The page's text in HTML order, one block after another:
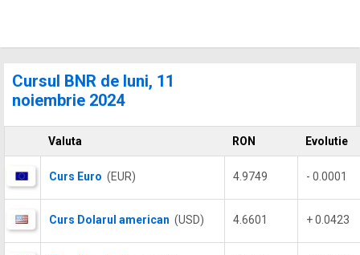
Cursul BNR de luni, 11
noiembrie 2024
Valuta RON Evolutie
Curs Euro (EUR) 4.9749 - 0.0001
Curs Dolarul american (USD) 4.6601 + 0.0423